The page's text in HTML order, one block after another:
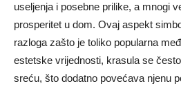
useljenja i posebne prilike, a mnogi
prosperitet u dom. Ovaj aspekt
razloga zašto je toliko popularna
estetske vrijednosti, krasula se
sreću, što dodatno povećava njenu